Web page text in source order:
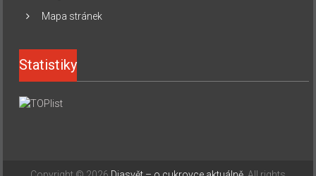
Mapa stránek
Statistiky